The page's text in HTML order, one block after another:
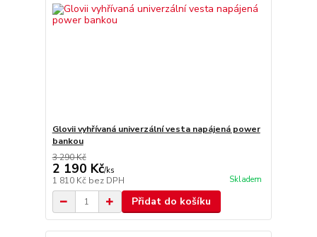
Glovii vyhřívaná univerzální vesta napájená power
bankou
3 290 Kč
2 190 Kč/ks
1 810 Kč bez DPH Skladem
Přidat do košíku